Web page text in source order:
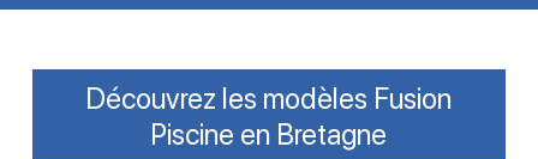
Découvrez les modèles Fusion
Piscine en Bretagne